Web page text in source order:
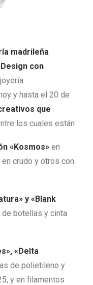
madrileña
con
y hasta el 20 de
que
los cuales están
«Kosmos» en
crudo y otros con
y «Blank
botellas y cinta
«Delta
de polietileno y
y en filamentos